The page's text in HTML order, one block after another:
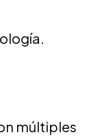
múltiples